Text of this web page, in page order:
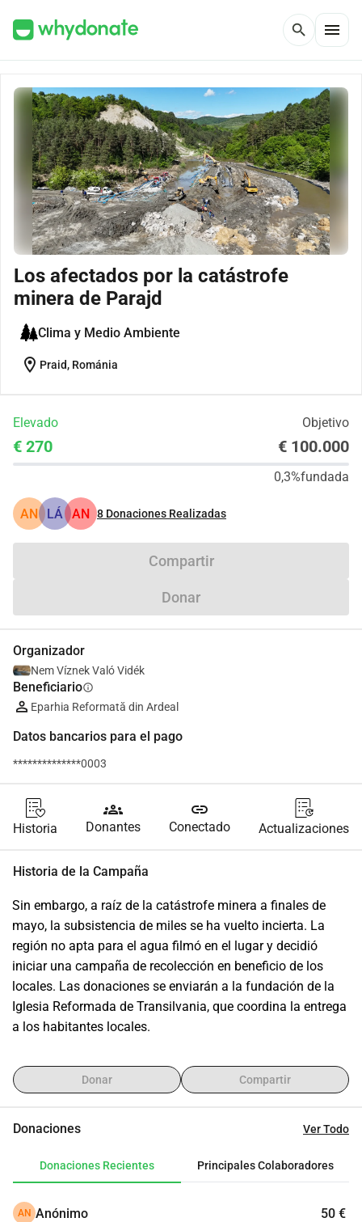
search menu
Los afectados por la catástrofe
minera de Parajd
Clima y Medio Ambiente
location_on Praid, Románia
Elevado Objetivo
€ 270 € 100.000
0,3%fundada
AN LÁ AN 8 Donaciones Realizadas
Compartir
Donar
Organizador
Nem Víznek Való Vidék
Beneficiarioinfo
Eparhia Reformată din Ardeal
Datos bancarios para el pago
**************0003
Historia
groups
Donantes
link
Conectado Actualizaciones
Historia de la Campaña
Sin embargo, a raíz de la catástrofe minera a finales de
mayo, la subsistencia de miles se ha vuelto incierta. La
región no apta para el agua filmó en el lugar y decidió
iniciar una campaña de recolección en beneficio de los
locales. Las donaciones se enviarán a la fundación de la
Iglesia Reformada de Transilvania, que coordina la entrega
a los habitantes locales.
Donar Compartir
Donaciones Ver Todo
Donaciones Recientes Principales Colaboradores
AN Anónimo 50 €